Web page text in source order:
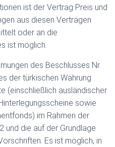
ist der Vertrag Preis und
aus diesen Verträgen
oder an die
ist möglich.
des Beschlusses Nr.
der türkischen Währung
(einschließlich ausländischer
sowie
im Rahmen der
und die auf der Grundlage
Es ist möglich, in